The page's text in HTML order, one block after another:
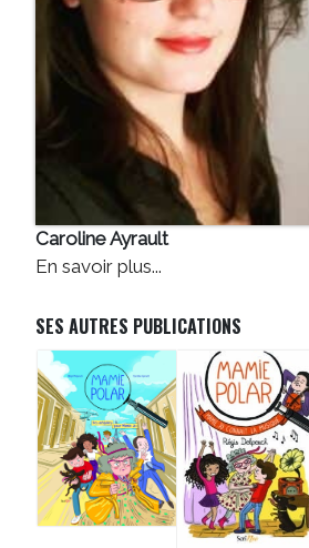
Caroline Ayrault
En savoir plus...
SES AUTRES PUBLICATIONS